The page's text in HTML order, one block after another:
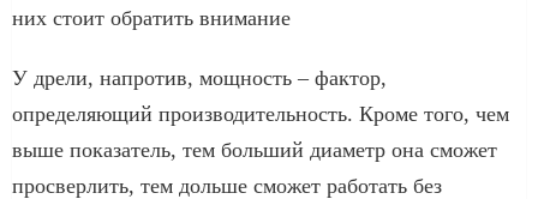
них стоит обратить внимание
У дрели, напротив, мощность – фактор,
определяющий производительность. Кроме того, чем
выше показатель, тем больший диаметр она сможет
просверлить, тем дольше сможет работать без